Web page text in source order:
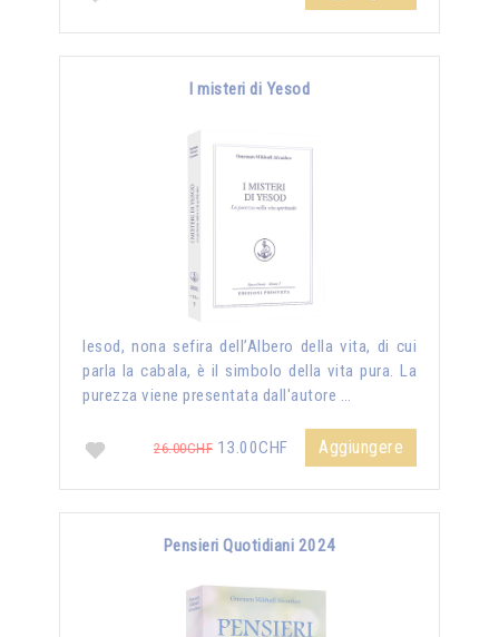
I misteri di Yesod
Iesod, nona sefira dell’Albero della vita, di cui
parla la cabala, è il simbolo della vita pura. La
purezza viene presentata dall'autore …
26.00CHF 13.00CHF Aggiungere
Pensieri Quotidiani 2024